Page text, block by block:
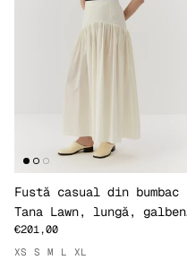
Fustă casual din bumbac
Tana Lawn, lungă, galben
pai
€201,00
XS S M L XL